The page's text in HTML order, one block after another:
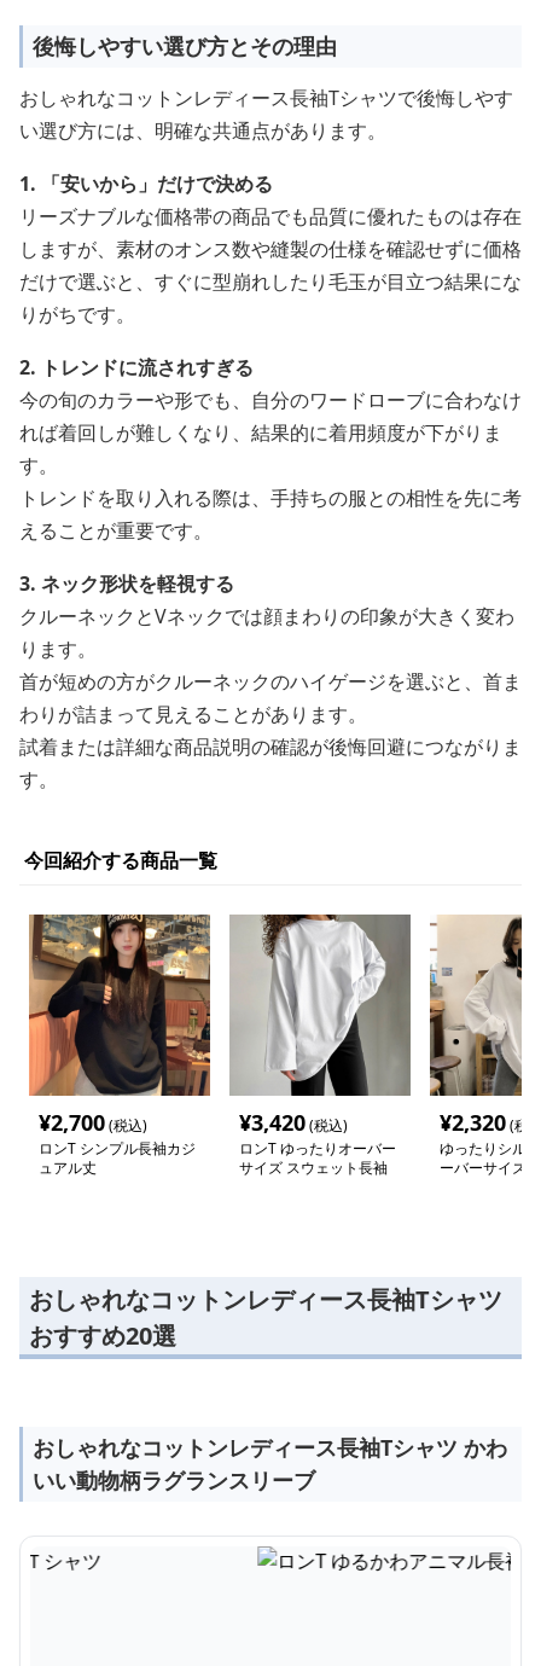
後悔しやすい選び方とその理由
おしゃれなコットンレディース長袖Tシャツで後悔しやす
い選び方には、明確な共通点があります。
1. 「安いから」だけで決める
リーズナブルな価格帯の商品でも品質に優れたものは存在
しますが、素材のオンス数や縫製の仕様を確認せずに価格
だけで選ぶと、すぐに型崩れしたり毛玉が目立つ結果にな
りがちです。
2. トレンドに流されすぎる
今の旬のカラーや形でも、自分のワードローブに合わなけ
れば着回しが難しくなり、結果的に着用頻度が下がりま
す。
トレンドを取り入れる際は、手持ちの服との相性を先に考
えることが重要です。
3. ネック形状を軽視する
クルーネックとVネックでは顔まわりの印象が大きく変わ
ります。
首が短めの方がクルーネックのハイゲージを選ぶと、首ま
わりが詰まって見えることがあります。
試着または詳細な商品説明の確認が後悔回避につながりま
す。
今回紹介する商品一覧
¥2,700(税込)
ロンT シンプル長袖カジ
ュアル丈
¥3,420(税込)
ロンT ゆったりオーバー
サイズ スウェット長袖
¥2,320(税
ゆったりシル
ーバーサイズ
おしゃれなコットンレディース長袖Tシャツ
おすすめ20選
おしゃれなコットンレディース長袖Tシャツ かわ
いい動物柄ラグランスリーブ